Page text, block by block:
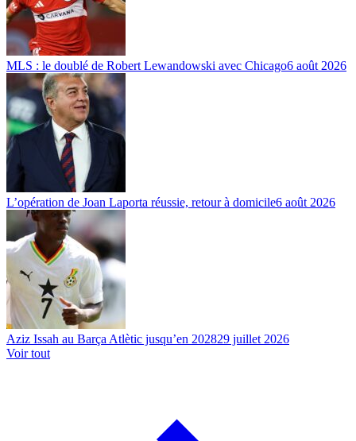
MLS : le doublé de Robert Lewandowski avec Chicago6 août 2026
L’opération de Joan Laporta réussie, retour à domicile6 août 2026
Aziz Issah au Barça Atlètic jusqu’en 202829 juillet 2026
Voir tout